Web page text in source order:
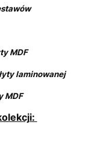
MDF
laminowanej
MDF